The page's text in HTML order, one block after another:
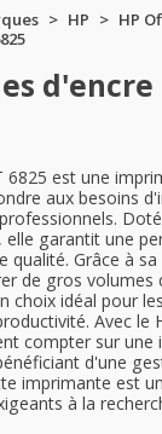
HP
HP
d'encre
6825 est une
aux besoins
elle garantit une
qualité. Grâce à
de gros volumes
choix idéal pour
Avec le
compter sur une
d'une
imprimante est
à la